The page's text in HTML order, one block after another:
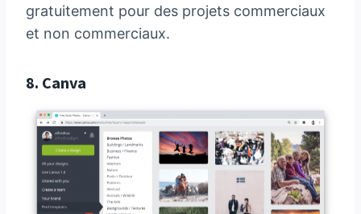
gratuitement pour des projets commerciaux
et non commerciaux.
8. Canva